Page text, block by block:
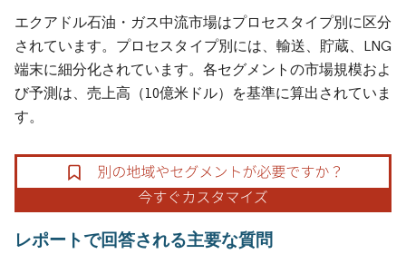
エクアドル石油・ガス中流市場はプロセスタイプ別に区分
されています。プロセスタイプ別には、輸送、貯蔵、LNG
端末に細分化されています。各セグメントの市場規模およ
び予測は、売上高（10億米ドル）を基準に算出されていま
す。
レポートで回答される主要な質問